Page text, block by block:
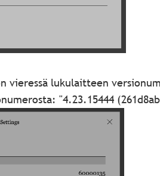
vieressä lukulaitteen
"4.23.15444